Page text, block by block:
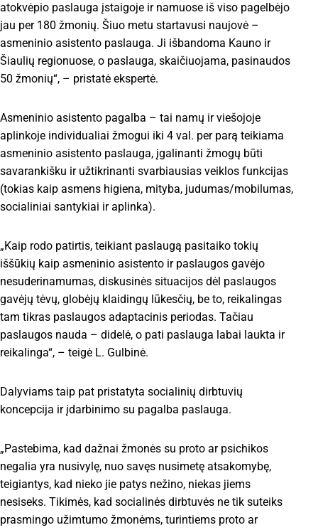
atokvėpio paslauga įstaigoje ir namuose iš viso pagelbėjo
jau per 180 žmonių. Šiuo metu startavusi naujovė –
asmeninio asistento paslauga. Ji išbandoma Kauno ir
Šiaulių regionuose, o paslauga, skaičiuojama, pasinaudos
50 žmonių“, – pristatė ekspertė.
Asmeninio asistento pagalba – tai namų ir viešojoje
aplinkoje individualiai žmogui iki 4 val. per parą teikiama
asmeninio asistento paslauga, įgalinanti žmogų būti
savarankišku ir užtikrinanti svarbiausias veiklos funkcijas
(tokias kaip asmens higiena, mityba, judumas/mobilumas,
socialiniai santykiai ir aplinka).
„Kaip rodo patirtis, teikiant paslaugą pasitaiko tokių
iššūkių kaip asmeninio asistento ir paslaugos gavėjo
nesuderinamumas, diskusinės situacijos dėl paslaugos
gavėjų tėvų, globėjų klaidingų lūkesčių, be to, reikalingas
tam tikras paslaugos adaptacinis periodas. Tačiau
paslaugos nauda – didelė, o pati paslauga labai laukta ir
reikalinga“, – teigė L. Gulbinė.
Dalyviams taip pat pristatyta socialinių dirbtuvių
koncepcija ir įdarbinimo su pagalba paslauga.
„Pastebima, kad dažnai žmonės su proto ar psichikos
negalia yra nusivylę, nuo savęs nusimetę atsakomybę,
teigiantys, kad nieko jie patys nežino, niekas jiems
nesiseks. Tikimės, kad socialinės dirbtuvės ne tik suteiks
prasmingo užimtumo žmonėms, turintiems proto ar